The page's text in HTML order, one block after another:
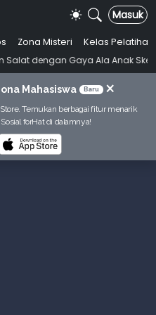
Masuk
Zona Misteri
Kelas Pelatihan
Gaya Ala Anak Skena •
Mahasiswa Baru ×
Temukan berbagai fitur menarik
forHat di dalamnya!